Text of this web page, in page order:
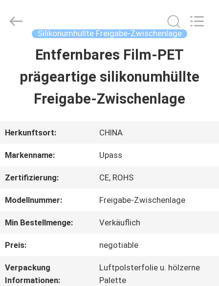
HAUSE
VIDEOS
SHOW
ÜBER
UNS
Technology
(Shanghai)
Silikonumhüllte Freigabe-Zwischenlage
Entfernbares Film-PET
prägeartige silikonumhüllte
Freigabe-Zwischenlage
Herkunftsort: CHINA
Markenname: Upass
Zertifizierung: CE, ROHS
Modellnummer: Freigabe-Zwischenlage
Min Bestellmenge: Verkäuflich
Preis: negotiable
Verpackung
Informationen:
Luftpolsterfolie u. hölzerne
Palette